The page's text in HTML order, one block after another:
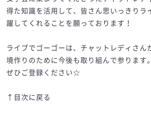
得た知識を活用して、皆さん思いっきりラ
躍してくれることを願っております！
ライブでゴーゴーは、チャットレディさん
境作りのために今後も取り組んで参ります
ぜひご登録ください☆
↑目次に戻る